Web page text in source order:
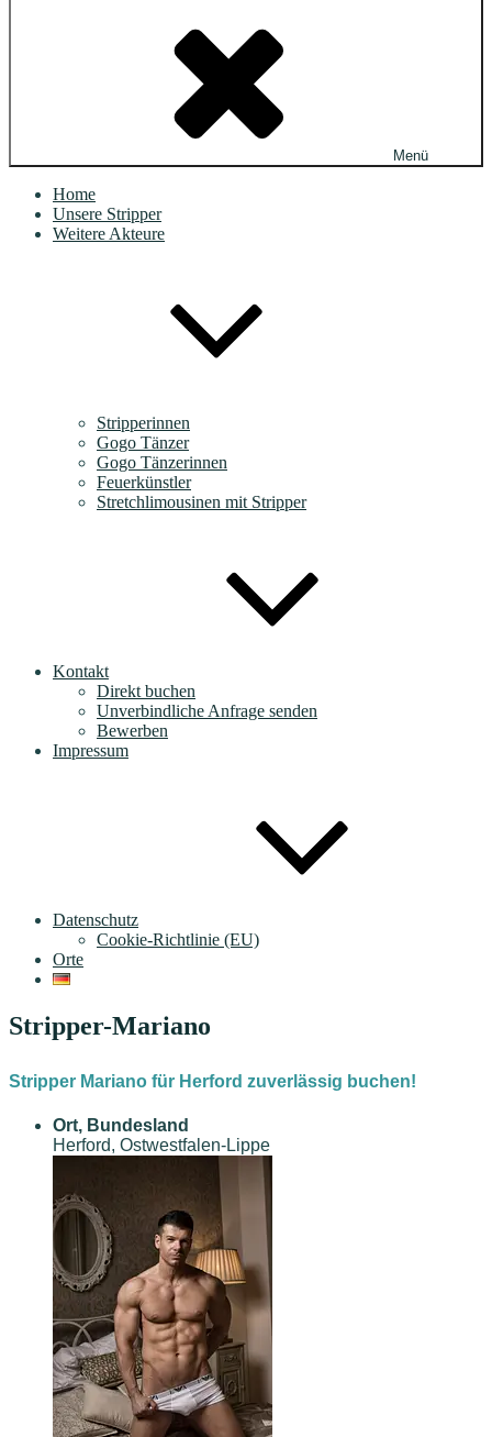
Menü
Home
Unsere Stripper
Weitere Akteure
Stripperinnen
Gogo Tänzer
Gogo Tänzerinnen
Feuerkünstler
Stretchlimousinen mit Stripper
Kontakt
Direkt buchen
Unverbindliche Anfrage senden
Bewerben
Impressum
Datenschutz
Cookie-Richtlinie (EU)
Orte
Stripper-Mariano
Stripper Mariano für Herford zuverlässig buchen!
Ort, Bundesland
Herford, Ostwestfalen-Lippe